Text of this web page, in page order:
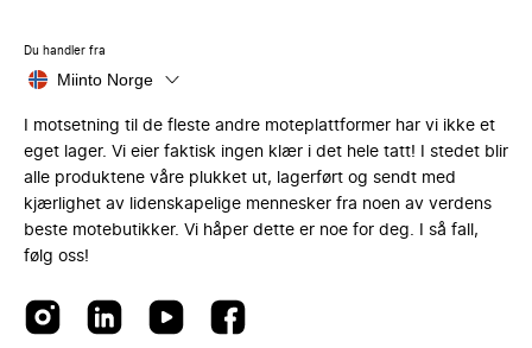
Du handler fra
Miinto Norge
I motsetning til de fleste andre moteplattformer har vi ikke et
eget lager. Vi eier faktisk ingen klær i det hele tatt! I stedet blir
alle produktene våre plukket ut, lagerført og sendt med
kjærlighet av lidenskapelige mennesker fra noen av verdens
beste motebutikker. Vi håper dette er noe for deg. I så fall,
følg oss!